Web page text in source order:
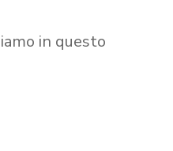
in questo